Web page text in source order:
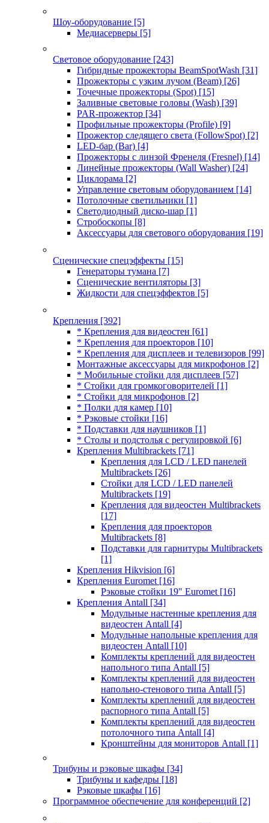
Шоу-оборудование [5]
Медиасерверы [5]
Световое оборудование [243]
Гибридные прожекторы BeamSpotWash [31]
Прожекторы с узким лучом (Beam) [26]
Точечные прожекторы (Spot) [15]
Заливные световые головы (Wash) [39]
PAR-прожектор [34]
Профильные прожекторы (Profile) [9]
Прожектор следящего света (FollowSpot) [2]
LED-бар (Bar) [4]
Прожекторы с линзой Френеля (Fresnel) [14]
Линейные прожекторы (Wall Washer) [24]
Циклорама [2]
Управление световым оборудованием [14]
Потолочные светильники [1]
Светодиодный диско-шар [1]
Стробоскопы [8]
Аксессуары для светового оборудования [19]
Сценические спецэффекты [15]
Генераторы тумана [7]
Сценические вентиляторы [3]
Жидкости для спецэффектов [5]
Крепления [392]
* Крепления для видеостен [61]
* Крепления для проекторов [10]
* Крепления для дисплеев и телевизоров [99]
Монтажные аксессуары для микрофонов [2]
* Мобильные стойки для дисплеев [57]
* Стойки для громкоговорителей [1]
* Стойки для микрофонов [2]
* Полки для камер [10]
* Рэковые стойки [16]
* Подставки для наушников [1]
* Столы и подстолья с регулировкой [6]
Крепления Multibrackets [71]
Крепления для LCD / LED панелей
Multibrackets [26]
Стойки для LCD / LED панелей
Multibrackets [19]
Крепления для видеостен Multibrackets
[17]
Крепления для проекторов
Multibrackets [8]
Подставки для гарнитуры Multibrackets
[1]
Крепления Hikvision [6]
Крепления Euromet [16]
Рэковые стойки 19" Euromet [16]
Крепления Antall [34]
Модульные настенные крепления для
видеостен Antall [4]
Модульные напольные крепления для
видеостен Antall [10]
Комплекты креплений для видеостен
напольного типа Antall [5]
Комплекты креплений для видеостен
напольно-стенового типа Antall [5]
Комплекты креплений для видеостен
распорного типа Antall [5]
Комплекты креплений для видеостен
потолочного типа Antall [4]
Кронштейны для мониторов Antall [1]
Трибуны и рэковые шкафы [34]
Трибуны и кафедры [18]
Рэковые шкафы [16]
Программное обеспечение для конференций [2]